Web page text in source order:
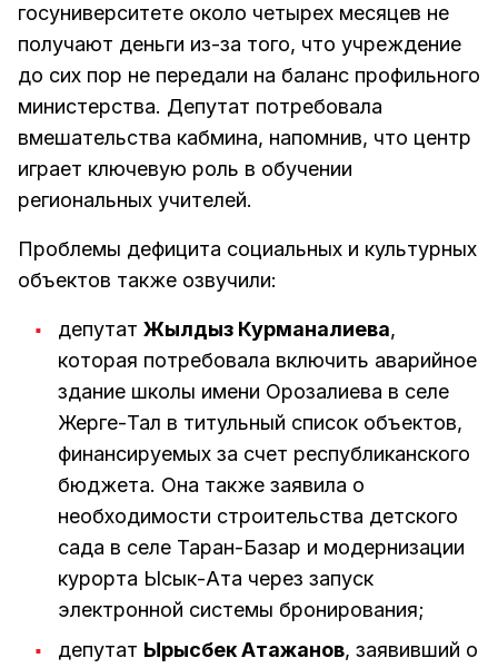
госуниверситете около четырех месяцев не
получают деньги из-за того, что учреждение
до сих пор не передали на баланс профильного
министерства. Депутат потребовала
вмешательства кабмина, напомнив, что центр
играет ключевую роль в обучении
региональных учителей.
Проблемы дефицита социальных и культурных
объектов также озвучили:
депутат Жылдыз Курманалиева,
которая потребовала включить аварийное
здание школы имени Орозалиева в селе
Жерге-Тал в титульный список объектов,
финансируемых за счет республиканского
бюджета. Она также заявила о
необходимости строительства детского
сада в селе Таран-Базар и модернизации
курорта Ысык-Ата через запуск
электронной системы бронирования;
депутат Ырысбек Атажанов, заявивший о